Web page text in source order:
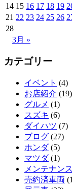
14 15 16 17 18 19
21 22 23 24 25 26
28
3月 »
カテゴリー
イベント (4)
お店紹介 (19)
グルメ (1)
スズキ (6)
ダイハツ (7)
ブログ (27)
ホンダ(5)
マツダ(1)
メンテナンス
売約済車両